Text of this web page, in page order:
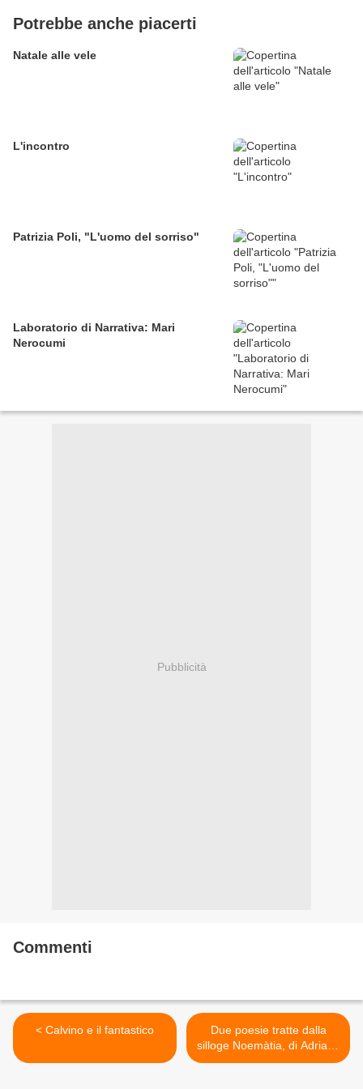
Potrebbe anche piacerti
Natale alle vele
L'incontro
Patrizia Poli, "L'uomo del sorriso"
Laboratorio di Narrativa: Mari
Nerocumi
Pubblicità
Commenti
< Calvino e il fantastico
Due poesie tratte dalla
silloge Noemàtia, di Adriana
Pedicini >